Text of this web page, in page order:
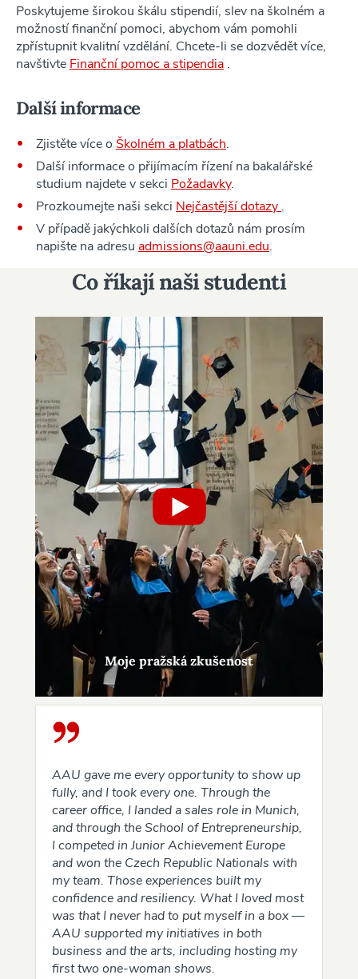
Poskytujeme širokou škálu stipendií, slev na školném a
možností finanční pomoci, abychom vám pomohli
zpřístupnit kvalitní vzdělání. Chcete-li se dozvědět více,
navštivte Finanční pomoc a stipendia .
Další informace
Zjistěte více o Školném a platbách.
Další informace o přijímacím řízení na bakalářské
studium najdete v sekci Požadavky.
Prozkoumejte naši sekci Nejčastější dotazy .
V případě jakýchkoli dalších dotazů nám prosím
napište na adresu admissions@aauni.edu.
Co říkají naši studenti
Moje pražská zkušenost
AAU gave me every opportunity to show up
fully, and I took every one. Through the
career office, I landed a sales role in Munich,
and through the School of Entrepreneurship,
I competed in Junior Achievement Europe
and won the Czech Republic Nationals with
my team. Those experiences built my
confidence and resiliency. What I loved most
was that I never had to put myself in a box —
AAU supported my initiatives in both
business and the arts, including hosting my
first two one-woman shows.